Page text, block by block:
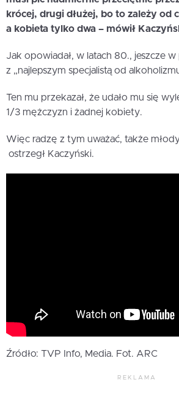
krócej, drugi dłużej, bo to zależy od
a kobieta tylko dwa – mówił
Jak opowiadał, w latach 80., jeszcze
z „najlepszym specjalistą od
Ten mu przekazał, że udało mu się
1/3 mężczyzn i żadnej kobiety.
Więc radzę z tym uważać, także
ostrzegł Kaczyński.
Źródło: TVP Info, Media. Fot. ARC
REKLAMA